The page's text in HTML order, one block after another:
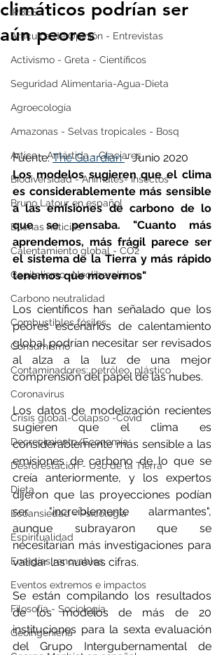
IPBES
Artículos de Opinión - Entrevistas
Activismo - Greta - Científicos
Seguridad Alimentaria-Agua-Dieta
Agroecología
Amazonas - Selvas tropicales - Bosq
Artico - Antártida - Glaciares
Biodiversidad - Animales- Insectos
Bruno Latour en español
Buenas noticias
Calentamiento global - CO2
Capitalismo -Neoliberalismo
Carbono neutralidad
Combustibles fósiles
Consumismo
Contaminadores: petróleo, plástico
Coronavirus
Crisis global-Colapso -Covid
Decrecimiento/Economía
Desforestación - Uso de la Tierra
Dieta
Ecoansiedad - Psicología
Espiritualidad
Energías renovables
Eventos extremos e impactos
Filosofía - Sociología
Geoingeniería
climáticos podrían ser
aún peores
Fuente: The Guardian - Junio 2020
Los modelos sugieren que el clima
es considerablemente más sensible
a las emisiones de carbono de lo
que se pensaba. "Cuanto más
aprendemos, más frágil parece ser
el sistema de la Tierra y más rápido
tenemos que movernos"
Los científicos han señalado que los
peores escenarios de calentamiento
global podrían necesitar ser revisados
al alza a la luz de una mejor
comprensión del papel de las nubes.
Los datos de modelización recientes
sugieren que el clima es
considerablemente más sensible a las
emisiones de carbono de lo que se
creía anteriormente, y los expertos
dijeron que las proyecciones podían
ser "increíblemente alarmantes",
aunque subrayaron que se
necesitarían más investigaciones para
validar las nuevas cifras.
Se están compilando los resultados
de los modelos de más de 20
instituciones para la sexta evaluación
del Grupo Intergubernamental de